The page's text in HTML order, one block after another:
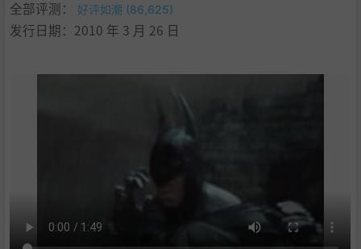
全部评测： 好评如潮 (86,625)
发行日期：2010 年 3 月 26 日